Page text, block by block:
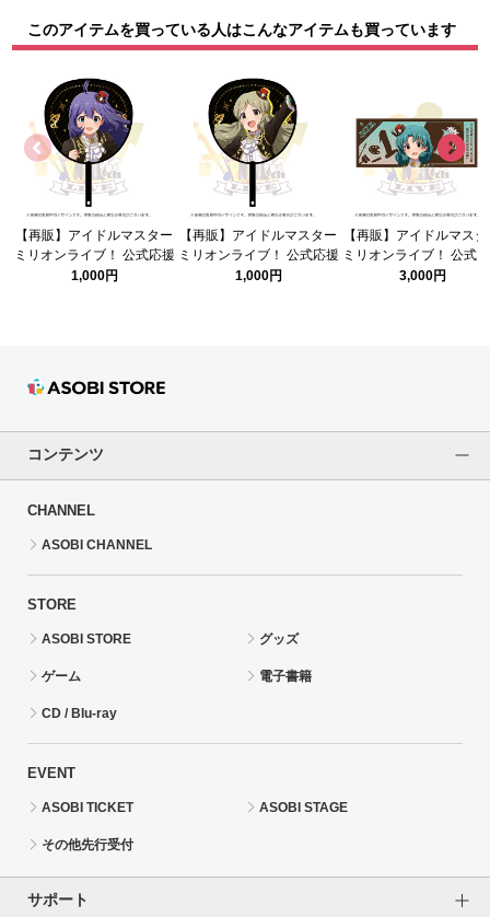
このアイテムを買っている人はこんなアイテムも買っています
【再販】アイドルマスター
ミリオンライブ！ 公式応援
ジャンボうちわ 【望月杏
1,000円
【再販】アイドルマスター
ミリオンライブ！ 公式応援
ジャンボうちわ 【ロコ】
1,000円
【再販】アイドルマス
ミリオンライブ！ 公式
グラフィックタオル 【
3,000円
コンテンツ
CHANNEL
ASOBI CHANNEL
STORE
ASOBI STORE グッズ
ゲーム 電子書籍
CD / Blu-ray
EVENT
ASOBI TICKET ASOBI STAGE
その他先行受付
サポート